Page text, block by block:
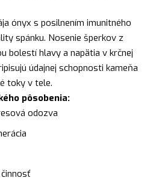
ónyx s posilnením imunitného
spánku. Nosenie šperkov z
bolestí hlavy a napätia v krčnej
údajnej schopnosti kameňa
toky v tele.
pôsobenia:
odozva